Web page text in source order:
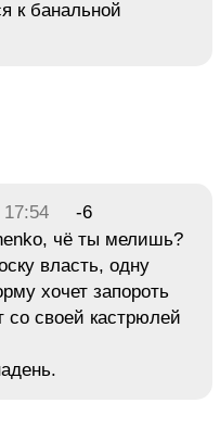
к банальной
17:54
-6
чё ты мелишь?
власть, одну
хочет запороть
со своей кастрюлей